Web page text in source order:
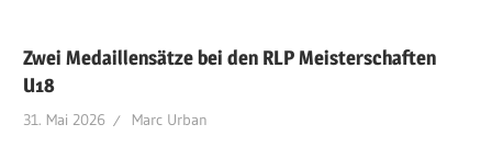
Zwei Medaillensätze bei den RLP Meisterschaften
U18
31. Mai 2026 Marc Urban